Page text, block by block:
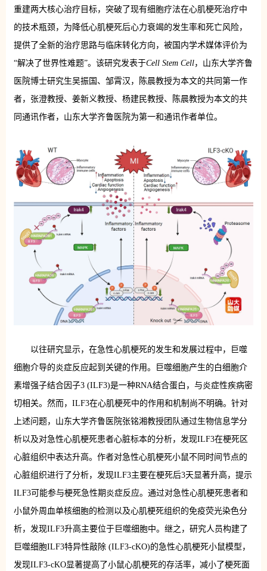
重建两大核心治疗目标，突破了现有细胞疗法在心肌梗死治疗中
的技术瓶颈，为降低心肌梗死后心力衰竭的发生率和死亡风险，
提供了全新的治疗思路与临床转化方向，被国内学术媒体评价为
“解决了世界性难题”。该研究发表于Cell Stem Cell，山东大学齐鲁
医院博士研究生吴振国、邹霄汉，陈晨教授为本文的共同第一作
者，张澄教授、姜新义教授、杨建民教授、陈晨教授为本文的共
同通讯作者，山东大学齐鲁医院为第一和通讯作者单位。
以往研究显示，在急性心肌梗死的发生和发展过程中，巨噬
细胞介导的炎症反应起到关键的作用。巨噬细胞产生的白细胞介
素增强子结合因子3 (ILF3)是一种RNA结合蛋白，与炎症性疾病密
切相关。然而，ILF3在心肌梗死中的作用和机制尚不明确。针对
上述问题，山东大学齐鲁医院张铭湘教授团队通过生物信息学分
析以及对急性心肌梗死患者心脏标本的分析，发现ILF3在梗死区
心脏组织中表达升高。作者对急性心肌梗死小鼠不同时间节点的
心脏组织进行了分析，发现ILF3主要在梗死后3天显著升高，提示
ILF3可能参与梗死急性期炎症反应。通过对急性心肌梗死患者和
小鼠外周血单核细胞的检测以及心肌梗死组织的免疫荧光染色分
析，发现ILF3升高主要位于巨噬细胞中。继之，研究人员构建了
巨噬细胞ILF3特异性敲除 (ILF3-cKO)的急性心肌梗死小鼠模型，
发现ILF3-cKO显著提高了小鼠心肌梗死的存活率，减小了梗死面